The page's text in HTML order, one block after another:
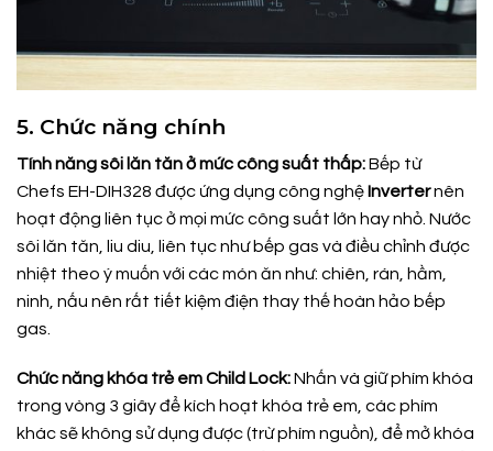
5. Chức năng chính
Tính năng sôi lăn tăn ở mức công suất thấp:Bếp từ
Chefs EH-DIH328 được ứng dụng công nghệ Inverternên
hoạt động liên tục ở mọi mức công suất lớn hay nhỏ. Nước
sôi lăn tăn, liu diu, liên tục như bếp gas và điều chỉnh được
nhiệt theo ý muốn với các món ăn như: chiên, rán, hầm,
ninh, nấu nên rất tiết kiệm điện thay thế hoàn hảo bếp
gas.
Chức năng khóa trẻ em Child Lock:Nhấn và giữ phím khóa
trong vòng 3 giây để kích hoạt khóa trẻ em, các phím
khác sẽ không sử dụng được (trừ phím nguồn), để mở khóa